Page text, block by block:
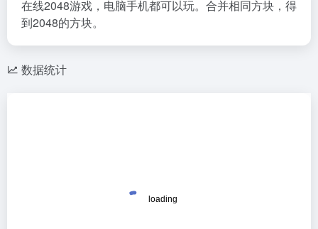
在线2048游戏，电脑手机都可以玩。合并相同方块，得
到2048的方块。
数据统计